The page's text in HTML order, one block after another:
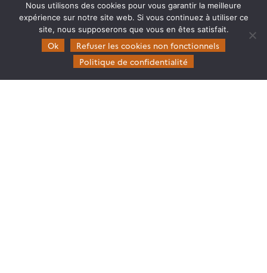
Mentions légales
Domaines d’expertise
Nous utilisons des cookies pour vous garantir la meilleure
expérience sur notre site web. Si vous continuez à utiliser ce
site, nous supposerons que vous en êtes satisfait.
Ok
Refuser les cookies non fonctionnels
Politique de confidentialité